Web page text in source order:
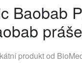
Baobab
produkt od